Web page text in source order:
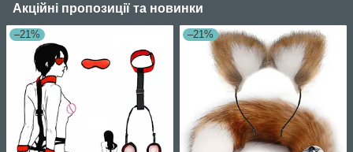
Акційні пропозиції та новинки
–21% –21%